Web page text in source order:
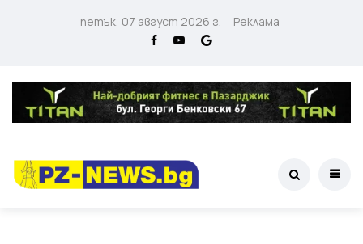
петък, 07 август 2026 г. Реклама